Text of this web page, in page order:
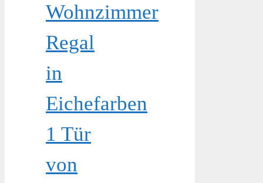
Wohnzimmer
Regal
in
Eichefarben
1 Tür
von